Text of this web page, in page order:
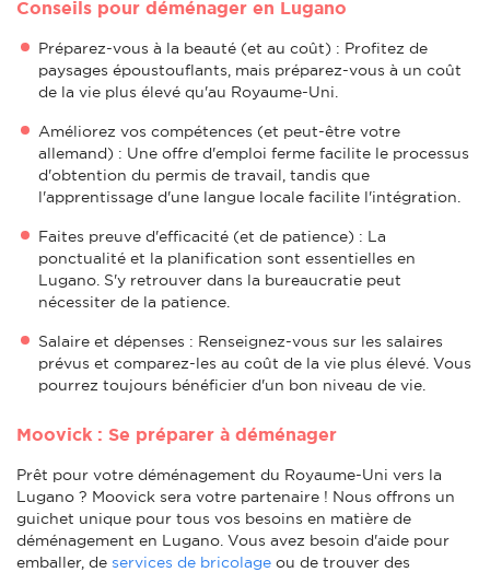
Conseils pour déménager en Lugano
Préparez-vous à la beauté (et au coût) : Profitez de
paysages époustouflants, mais préparez-vous à un coût
de la vie plus élevé qu'au Royaume-Uni.
Améliorez vos compétences (et peut-être votre
allemand) : Une offre d'emploi ferme facilite le processus
d'obtention du permis de travail, tandis que
l'apprentissage d'une langue locale facilite l'intégration.
Faites preuve d'efficacité (et de patience) : La
ponctualité et la planification sont essentielles en
Lugano. S'y retrouver dans la bureaucratie peut
nécessiter de la patience.
Salaire et dépenses : Renseignez-vous sur les salaires
prévus et comparez-les au coût de la vie plus élevé. Vous
pourrez toujours bénéficier d'un bon niveau de vie.
Moovick : Se préparer à déménager
Prêt pour votre déménagement du Royaume-Uni vers la
Lugano ? Moovick sera votre partenaire ! Nous offrons un
guichet unique pour tous vos besoins en matière de
déménagement en Lugano. Vous avez besoin d'aide pour
emballer, de services de bricolage ou de trouver des